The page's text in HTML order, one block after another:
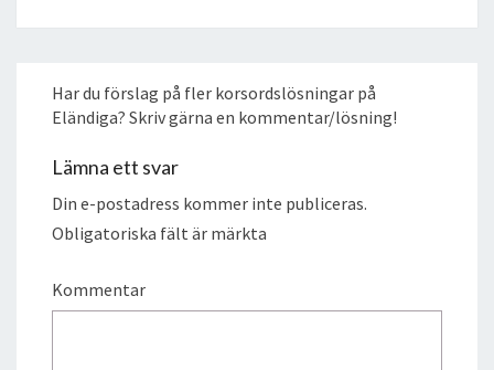
Har du förslag på fler korsordslösningar på
Eländiga? Skriv gärna en kommentar/lösning!
Lämna ett svar
Din e-postadress kommer inte publiceras.
Obligatoriska fält är märkta
Kommentar